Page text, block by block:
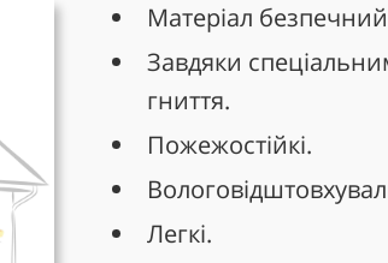
Матеріал
Завдяки
гниття.
Пожежостійкі.
Легкі.